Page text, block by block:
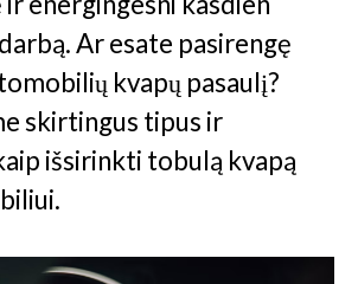
Ar esate pasirengę
kvapų pasaulį?
skirtingus tipus ir
išsirinkti tobulą kvapą